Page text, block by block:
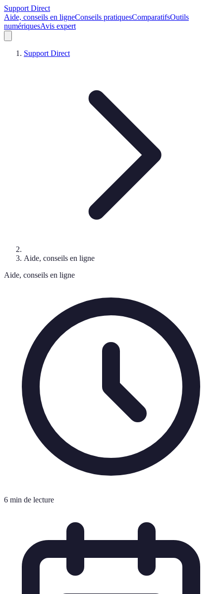
Support Direct
Aide, conseils en ligneConseils pratiquesComparatifsOutils
numériquesAvis expert
Support Direct
Aide, conseils en ligne
Aide, conseils en ligne
6 min de lecture